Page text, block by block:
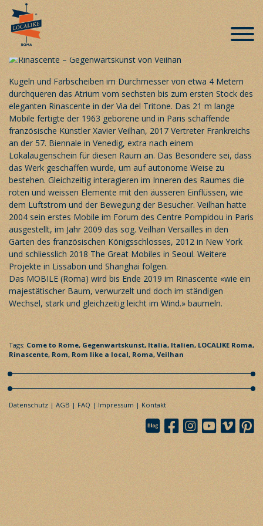
Schwebende Gegenwartskunst im
Luxuskaufhaus in Rom
Veröffentlicht am 6. März 2019
Kugeln und Farbscheiben im Durchmesser von etwa 4 Metern
durchqueren das Atrium vom sechsten bis zum ersten Stock des
eleganten Rinascente in der Via del Tritone. Das 21 m lange
Mobile fertigte der 1963 geborene und in Paris schaffende
französische Künstler Xavier Veilhan, 2017 Vertreter Frankreichs
an der 57. Biennale in Venedig, extra nach einem
Lokalaugenschein für diesen Raum an. Das Besondere sei, dass
das Werk geschaffen wurde, um auf autonome Weise zu
bestehen. Gleichzeitig interagieren im Inneren des Raumes die
roten und weissen Elemente mit den äusseren Einflüssen, wie
dem Luftstrom und der Bewegung der Besucher. Veilhan hatte
2004 sein erstes Mobile im Forum des Centre Pompidou in Paris
ausgestellt, im Jahr 2009 das sog. Veilhan Versailles in den
Gärten des französischen Königsschlosses, 2012 in New York
und schliesslich 2018 The Great Mobiles in Seoul. Weitere
Projekte in Lissabon und Shanghai folgen.
Das MOBILE (Roma) wird bis Ende 2019 im Rinascente «wie ein
majestätischer Baum, verwurzelt und doch im ständigen
Wechsel, stark und gleichzeitig leicht im Wind.» baumeln.
Tags: Come to Rome, Gegenwartskunst, Italia, Italien, LOCALIKE Roma,
Rinascente, Rom, Rom like a local, Roma, Veilhan
Datenschutz AGB FAQ Impressum Kontakt